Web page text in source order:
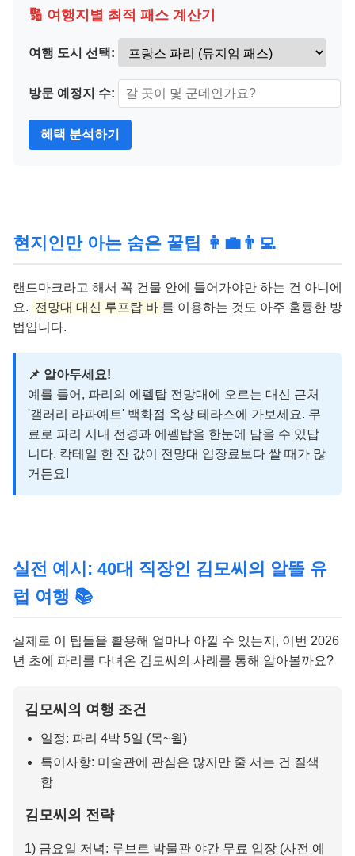
🔢 여행지별 최적 패스 계산기
여행 도시 선택:
방문 예정지 수:
혜택 분석하기
현지인만 아는 숨은 꿀팁 👩‍💼👨‍💻
랜드마크라고 해서 꼭 건물 안에 들어가야만 하는 건 아니에
요. 전망대 대신 루프탑 바 를 이용하는 것도 아주 훌륭한 방
법입니다.
📌 알아두세요!
예를 들어, 파리의 에펠탑 전망대에 오르는 대신 근처
'갤러리 라파예트' 백화점 옥상 테라스에 가보세요. 무
료로 파리 시내 전경과 에펠탑을 한눈에 담을 수 있답
니다. 칵테일 한 잔 값이 전망대 입장료보다 쌀 때가 많
거든요!
실전 예시: 40대 직장인 김모씨의 알뜰 유
럽 여행 📚
실제로 이 팁들을 활용해 얼마나 아낄 수 있는지, 이번 2026
년 초에 파리를 다녀온 김모씨의 사례를 통해 알아볼까요?
김모씨의 여행 조건
일정: 파리 4박 5일 (목~월)
특이사항: 미술관에 관심은 많지만 줄 서는 건 질색
함
김모씨의 전략
1) 금요일 저녁: 루브르 박물관 야간 무료 입장 (사전 예